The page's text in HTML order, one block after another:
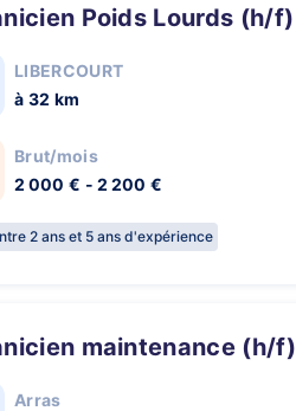
Poids Lourds (h/f)
LIBERCOURT
à 32 km
Brut/mois
2 000 € - 2 200 €
2 ans et 5 ans d'expérience
maintenance (h/f)
Arras